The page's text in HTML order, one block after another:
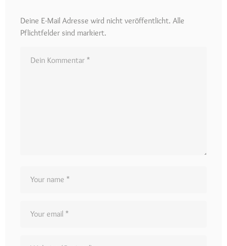
Deine E-Mail Adresse wird nicht veröffentlicht. Alle
Pflichtfelder sind markiert.